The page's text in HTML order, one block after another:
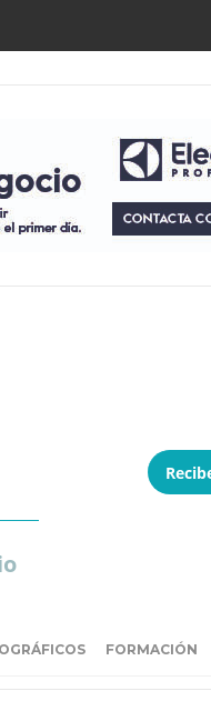
FORMACIÓN